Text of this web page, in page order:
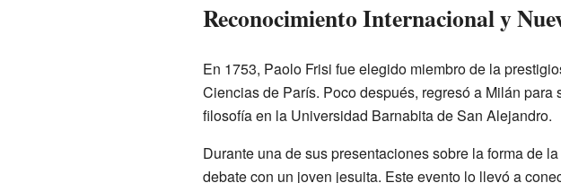
Reconocimiento Internacional y
En 1753, Paolo Frisi fue elegido miembro de la
Ciencias de París. Poco después, regresó a Milán para
filosofía en la Universidad Barnabita de San Alejandro.
Durante una de sus presentaciones sobre la forma de
debate con un joven jesuita. Este evento lo llevó a